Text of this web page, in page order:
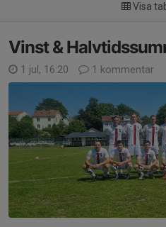
Visa
Vinst &
1 jul, 16:20 1 kommentar